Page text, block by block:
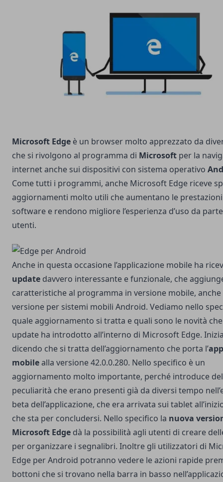
Microsoft Edge è un browser molto apprezzato da
che si rivolgono al programma di Microsoft per la
internet anche sui dispositivi con sistema operativo
Come tutti i programmi, anche Microsoft Edge riceve
aggiornamenti molto utili che aumentano le
software e rendono migliore l’esperienza d’uso da
utenti.
Anche in questa occasione l’applicazione mobile ha
update davvero interessante e funzionale, che
caratteristiche al programma in versione mobile, anche
versione per sistemi mobili Android. Vediamo nello
quale aggiornamento si tratta e quali sono le novità
update ha introdotto all’interno di Microsoft Edge.
dicendo che si tratta dell’aggiornamento che porta l’
mobilealla versione 42.0.0.280. Nello specifico è un
aggiornamento molto importante, perché introduce
peculiarità che erano presenti già da diversi tempo
beta dell’applicazione, che era arrivata sui tablet
che sta per concludersi. Nello specifico la nuova
Microsoft Edge dà la possibilità agli utenti di creare
per organizzare i segnalibri. Inoltre gli utilizzatori di
Edge per Android potranno vedere le azioni rapide
bottoni che si trovano nella barra in basso